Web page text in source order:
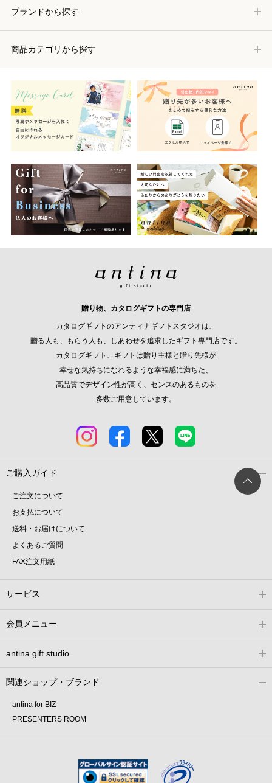
ブランドから探す
商品カテゴリから探す
贈り物、カタログギフトの専門店
カタログギフトのアンティナギフトスタジオは、
贈る人も、もらう人も、しあわせを追求したギフト専門店です。
カタログギフト、ギフトは贈り主様と贈り先様が
幸せな気持ちになれるような幸福感に満ちた、
高品質でデザイン性が高く、センスのあるものを
多数ご用意しています。
ご購入ガイド
ご注文について
お支払について
送料・お届けについて
よくあるご質問
FAX注文用紙
サービス
会員メニュー
antina gift studio
関連ショップ・ブランド
antina for BIZ
PRESENTERS ROOM